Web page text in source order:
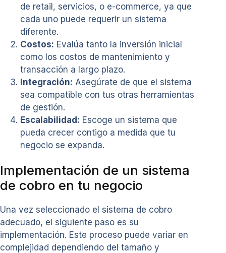
de retail, servicios, o e-commerce, ya que
cada uno puede requerir un sistema
diferente.
Costos: Evalúa tanto la inversión inicial
como los costos de mantenimiento y
transacción a largo plazo.
Integración: Asegúrate de que el sistema
sea compatible con tus otras herramientas
de gestión.
Escalabilidad: Escoge un sistema que
pueda crecer contigo a medida que tu
negocio se expanda.
Implementación de un sistema
de cobro en tu negocio
Una vez seleccionado el sistema de cobro
adecuado, el siguiente paso es su
implementación. Este proceso puede variar en
complejidad dependiendo del tamaño y